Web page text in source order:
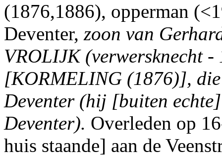
(1876,1886), opperman
Deventer, zoon van
VROLIJK (verwersknecht
[KORMELING (1876)],
Deventer (hij [buiten
Deventer). Overleden op
huis staande] aan de